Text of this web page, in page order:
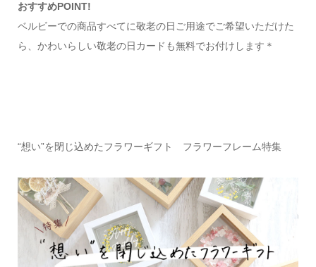
おすすめPOINT!
ベルビーでの商品すべてに敬老の日ご用途でご希望いただけた
ら、かわいらしい敬老の日カードも無料でお付けします＊
“想い”を閉じ込めたフラワーギフト フラワーフレーム特集